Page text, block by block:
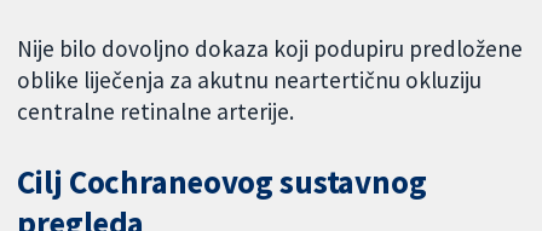
Nije bilo dovoljno dokaza koji podupiru predložene
oblike liječenja za akutnu neartertičnu okluziju
centralne retinalne arterije.
Cilj Cochraneovog sustavnog
pregleda